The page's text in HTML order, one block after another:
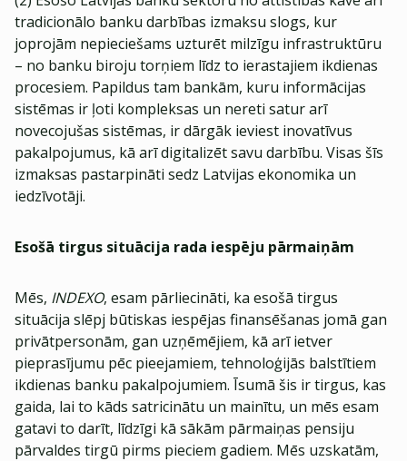
tradicionālo banku darbības izmaksu slogs, kur
joprojām nepieciešams uzturēt milzīgu infrastruktūru
– no banku biroju torņiem līdz to ierastajiem ikdienas
procesiem. Papildus tam bankām, kuru informācijas
sistēmas ir ļoti kompleksas un nereti satur arī
novecojušas sistēmas, ir dārgāk ieviest inovatīvus
pakalpojumus, kā arī digitalizēt savu darbību. Visas šīs
izmaksas pastarpināti sedz Latvijas ekonomika un
iedzīvotāji.
Esošā tirgus situācija rada iespēju pārmaiņām
Mēs, INDEXO, esam pārliecināti, ka esošā tirgus
situācija slēpj būtiskas iespējas finansēšanas jomā gan
privātpersonām, gan uzņēmējiem, kā arī ietver
pieprasījumu pēc pieejamiem, tehnoloģijās balstītiem
ikdienas banku pakalpojumiem. Īsumā šis ir tirgus, kas
gaida, lai to kāds satricinātu un mainītu, un mēs esam
gatavi to darīt, līdzīgi kā sākām pārmaiņas pensiju
pārvaldes tirgū pirms pieciem gadiem. Mēs uzskatām,